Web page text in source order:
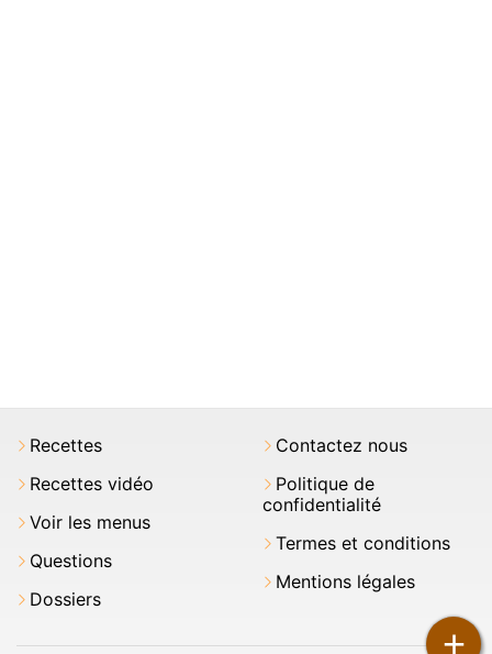
+
Recettes
Recettes vidéo
Voir les menus
Questions
Dossiers
Contactez nous
Politique de
confidentialité
Termes et conditions
Mentions légales